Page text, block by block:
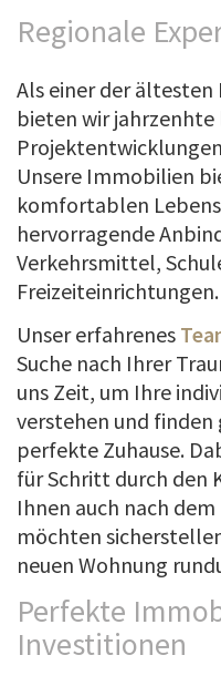
Regionale
Als einer der
bieten wir
Unsere Immobilien
komfortablen
hervorragende
Verkehrsmittel,
Freizeiteinrichtungen.
Unser erfahrenes
Suche nach Ihrer
uns Zeit, um Ihre
verstehen und
perfekte Zuhause.
für Schritt durch den
Ihnen auch nach
möchten
neuen Wohnung
Perfekte
Investitionen